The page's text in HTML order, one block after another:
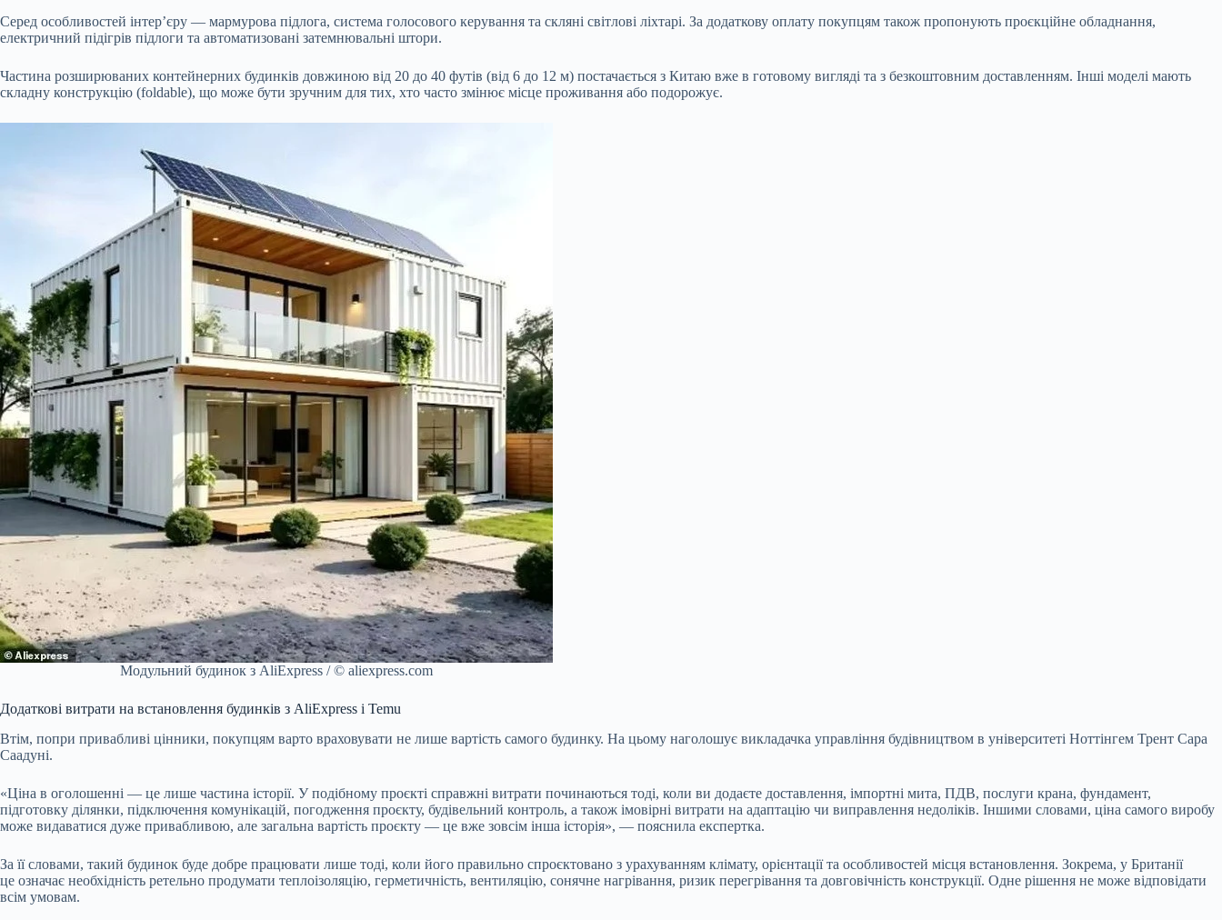
Серед особливостей інтер’єру — мармурова підлога, система голосового керування та скляні світлові ліхтарі. За додаткову оплату покупцям також пропонують проєкційне обладнання,
електричний підігрів підлоги та автоматизовані затемнювальні штори.
Частина розширюваних контейнерних будинків довжиною від 20 до 40 футів (від 6 до 12 м) постачається з Китаю вже в готовому вигляді та з безкоштовним доставленням. Інші моделі мають
складну конструкцію (foldable), що може бути зручним для тих, хто часто змінює місце проживання або подорожує.
Модульний будинок з AliExpress / © aliexpress.com
Додаткові витрати на встановлення будинків з AliExpress і Temu
Втім, попри привабливі цінники, покупцям варто враховувати не лише вартість самого будинку. На цьому наголошує викладачка управління будівництвом в університеті Ноттінгем Трент Сара
Саадуні.
«Ціна в оголошенні — це лише частина історії. У подібному проєкті справжні витрати починаються тоді, коли ви додаєте доставлення, імпортні мита, ПДВ, послуги крана, фундамент,
підготовку ділянки, підключення комунікацій, погодження проєкту, будівельний контроль, а також імовірні витрати на адаптацію чи виправлення недоліків. Іншими словами, ціна самого виробу
може видаватися дуже привабливою, але загальна вартість проєкту — це вже зовсім інша історія», — пояснила експертка.
За її словами, такий будинок буде добре працювати лише тоді, коли його правильно спроєктовано з урахуванням клімату, орієнтації та особливостей місця встановлення. Зокрема, у Британії
це означає необхідність ретельно продумати теплоізоляцію, герметичність, вентиляцію, сонячне нагрівання, ризик перегрівання та довговічність конструкції. Одне рішення не може відповідати
всім умовам.